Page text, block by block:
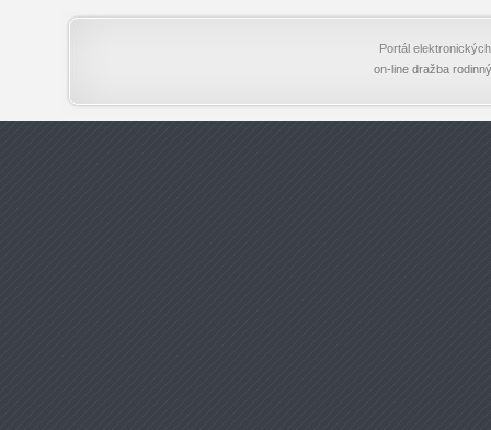
Portál
on-line dražba